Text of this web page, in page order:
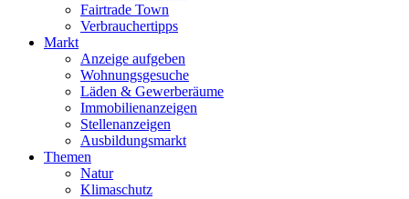
Fairtrade Town
Verbrauchertipps
Markt
Anzeige aufgeben
Wohnungsgesuche
Läden & Gewerberäume
Immobilienanzeigen
Stellenanzeigen
Ausbildungsmarkt
Themen
Natur
Klimaschutz